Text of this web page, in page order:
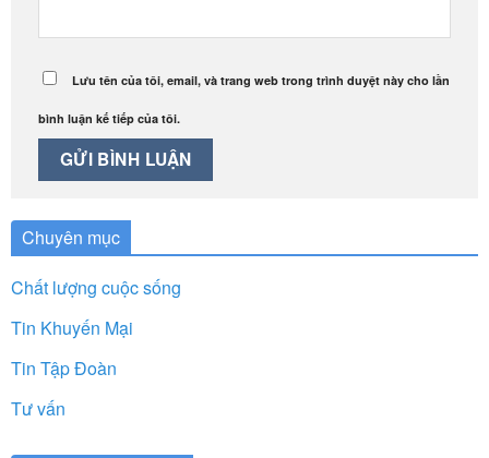
Lưu tên của tôi, email, và trang web trong trình duyệt này cho lần
bình luận kế tiếp của tôi.
Chuyên mục
Chất lượng cuộc sống
Tin Khuyến Mại
Tin Tập Đoàn
Tư vấn